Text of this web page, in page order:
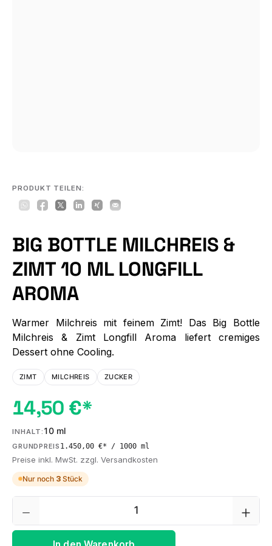
PRODUKT TEILEN:
BIG BOTTLE MILCHREIS &
ZIMT 10 ML LONGFILL
AROMA
Warmer Milchreis mit feinem Zimt! Das Big Bottle
Milchreis & Zimt Longfill Aroma liefert cremiges
Dessert ohne Cooling.
ZIMT MILCHREIS ZUCKER
14,50 €*
INHALT: 10 ml
GRUNDPREIS 1.450,00 €* / 1000 ml
Preise inkl. MwSt. zzgl. Versandkosten
Nur noch 3 Stück
Produkt Anzahl: Gib den